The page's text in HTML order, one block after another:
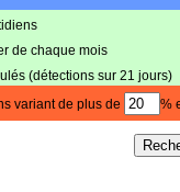
de chaque mois
(détections sur 21 jours)
variant de plus de %